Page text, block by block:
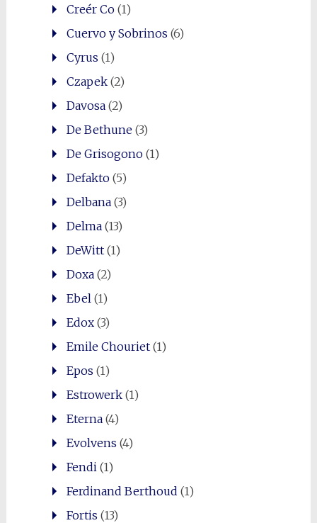
Creér Co(1)
Cuervo y Sobrinos (6)
Cyrus (1)
Czapek(2)
Davosa(2)
De Bethune(3)
De Grisogono(1)
Defakto(5)
Delbana(3)
Delma(13)
DeWitt(1)
Doxa(2)
Ebel (1)
Edox(3)
Emile Chouriet(1)
Epos (1)
Estrowerk(1)
Eterna(4)
Evolvens (4)
Fendi (1)
Ferdinand Berthoud (1)
Fortis (13)